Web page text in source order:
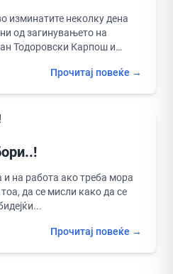
изминатите неколку дена
од загинувањето на
Тодоровски Карпош и
Прочитај повеќе →
на работа ако треба мора
да се мисли како да се
Прочитај повеќе →